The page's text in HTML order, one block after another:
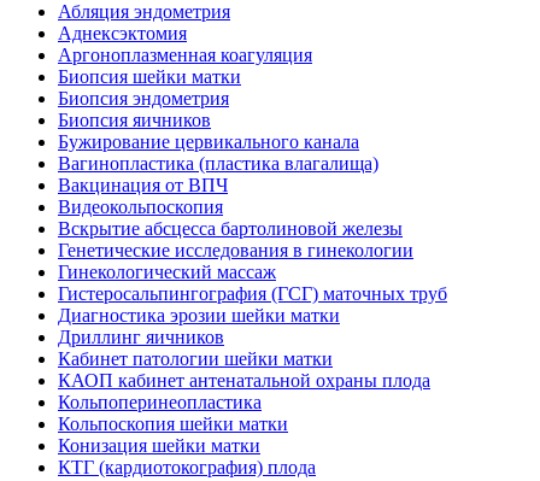
Абляция эндометрия
Аднексэктомия
Аргоноплазменная коагуляция
Биопсия шейки матки
Биопсия эндометрия
Биопсия яичников
Бужирование цервикального канала
Вагинопластика (пластика влагалища)
Вакцинация от ВПЧ
Видеокольпоскопия
Вскрытие абсцесса бартолиновой железы
Генетические исследования в гинекологии
Гинекологический массаж
Гистеросальпингография (ГСГ) маточных труб
Диагностика эрозии шейки матки
Дриллинг яичников
Кабинет патологии шейки матки
КАОП кабинет антенатальной охраны плода
Кольпоперинеопластика
Кольпоскопия шейки матки
Конизация шейки матки
КТГ (кардиотокография) плода